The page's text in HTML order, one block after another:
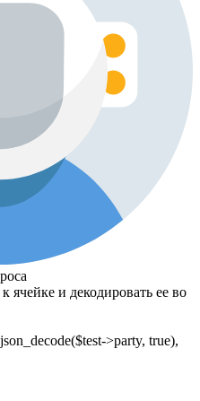
ячейке и декодировать ее во
>party, true),